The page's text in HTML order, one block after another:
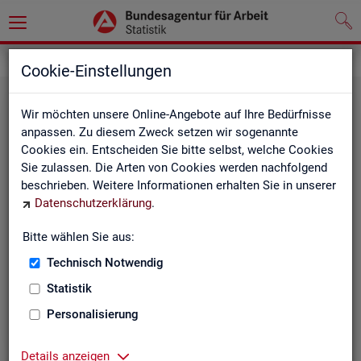
Cookie-Einstellungen
Wir möchten unsere Online-Angebote auf Ihre Bedürfnisse
anpassen. Zu diesem Zweck setzen wir sogenannte
Cookies ein. Entscheiden Sie bitte selbst, welche Cookies
Sie zulassen. Die Arten von Cookies werden nachfolgend
beschrieben. Weitere Informationen erhalten Sie in unserer
Datenschutzerklärung.
Bitte wählen Sie aus:
Technisch Notwendig
Statistik
Personalisierung
Details anzeigen
Hier stehen unsere Basisgrundlagen:
Kurzinformationen, Glossar, Kennzahlensteckbriefe,